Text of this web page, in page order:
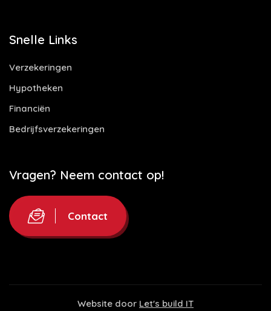
Snelle Links
Verzekeringen
Hypotheken
Financiën
Bedrijfsverzekeringen
Vragen? Neem contact op!
Contact
Website door Let's build IT